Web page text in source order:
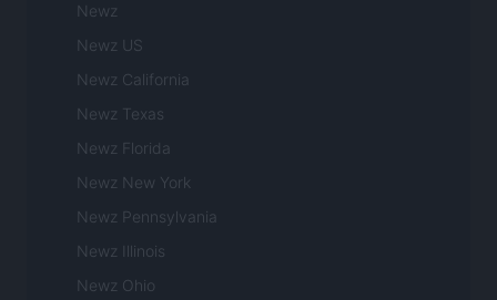
Newz
Newz US
Newz California
Newz Texas
Newz Florida
Newz New York
Newz Pennsylvania
Newz Illinois
Newz Ohio